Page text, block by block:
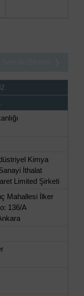
Kimya
İthalat
Limited Şirketi
Mahallesi İlker
136/A